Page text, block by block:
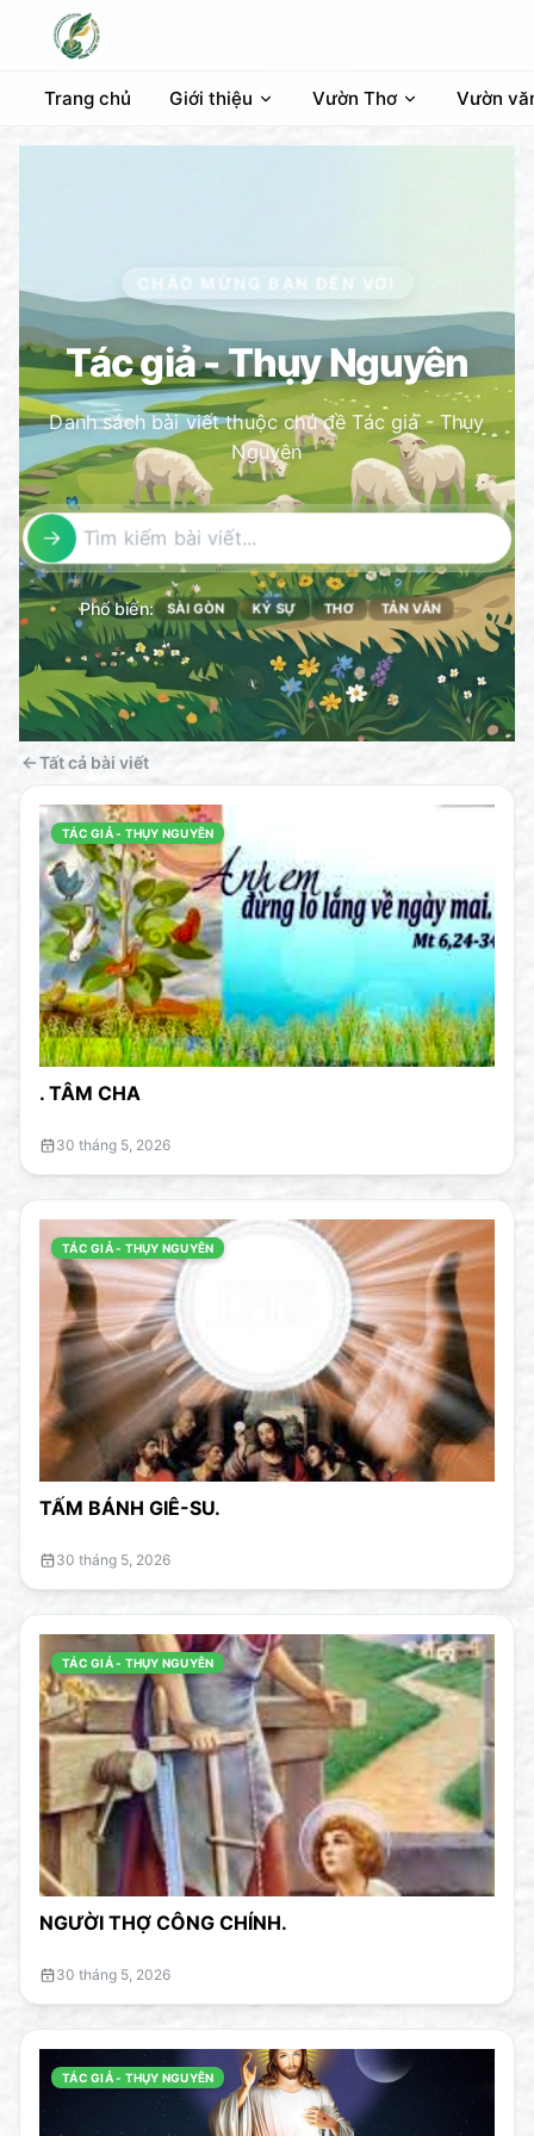
Trang chủ Giới thiệu Vườn Thơ Vườn
CHÀO MỪNG BẠN ĐẾN VỚI
Tác giả - Thụy Nguyên
Danh sách bài viết thuộc chủ đề Tác giả - Thụy
Nguyên
Phổ biến: SÀI GÒN KÝ SỰ THƠ TẢN VĂN
Tất cả bài viết
TÁC GIẢ - THỤY NGUYÊN
. TÂM CHA
30 tháng 5, 2026
TÁC GIẢ - THỤY NGUYÊN
TẤM BÁNH GIÊ-SU.
30 tháng 5, 2026
TÁC GIẢ - THỤY NGUYÊN
NGƯỜI THỢ CÔNG CHÍNH.
30 tháng 5, 2026
TÁC GIẢ - THỤY NGUYÊN